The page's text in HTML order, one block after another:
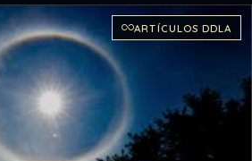
archivo
ARTÍCULOS DDLA